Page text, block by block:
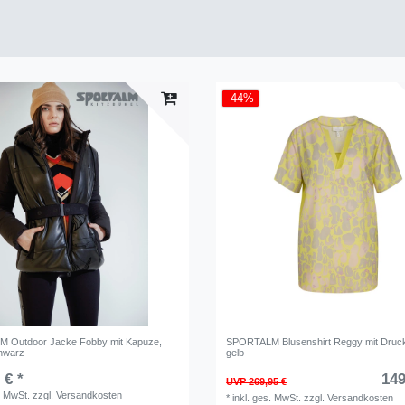
Outdoor Jacke Fobby mit Kapuze,
€ *
MwSt. zzgl.Versandkosten
-44%
SPORTALM Blusenshirt Reggy mit
gelb
UVP 269,95 €
*inkl. ges. MwSt. zzgl.Versandkosten